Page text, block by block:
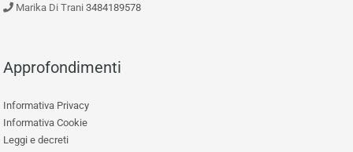
Marika Di Trani 3484189578
Approfondimenti
Informativa Privacy
Informativa Cookie
Leggi e decreti